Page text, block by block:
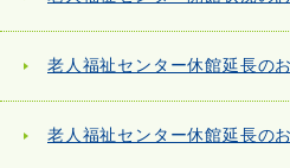
老人福祉センター休館延長の
老人福祉センター休館延長の